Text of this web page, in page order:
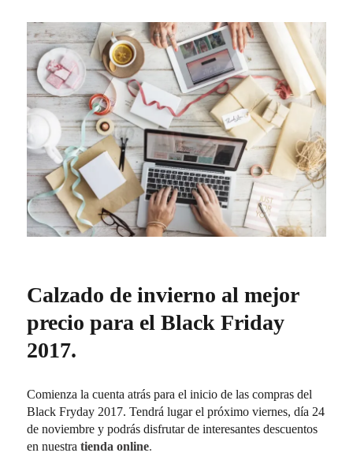
Calzado de invierno al mejor
precio para el Black Friday
2017.
Comienza la cuenta atrás para el inicio de las compras del
Black Fryday 2017. Tendrá lugar el próximo viernes, día 24
de noviembre y podrás disfrutar de interesantes descuentos
en nuestratienda online.